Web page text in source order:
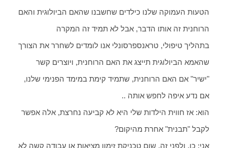
הטעות העמוקה שלנו כילדים שחשבנו שהאם הביולוגית והאם
הרוחנית זה אותו הדבר, אבל לא תמיד זה המקרה
בתהליך טיפולי, טראנספרסונלי אנו לומדים לשחרר את הצורך
שהאמא הביולוגית תייצג את האם הרוחנית, ויוצרים קשר
"ישיר" אם האם הרוחנית, שתמיד קימת במימד הפנימי שלנו,
אם נדע איפה לחפש אותה ..
הוא: אז חווית הילדות שלי היא לא קביעה נחרצת, אלה אפשר
לקבל "תבנית" אחרת מהיקום?
אני: כן, ולפני זה, שום טכניקת זימון מציאות או עבודה קשה לא